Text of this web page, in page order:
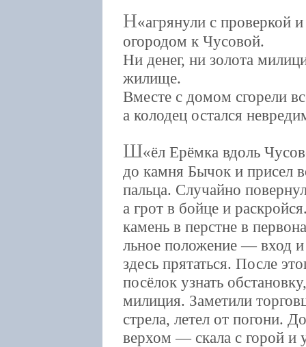
Н агрянули с проверкой
огородом к Чусовой.
Ни денег, ни золота
жилище.
Вместе с домом сгорели
а колодец остался
Ш ёл Ерёмка вдоль
до камня Бычок и присел
пальца. Случайно
а грот в бойце и
камень в перстне в
льное положение — вход
здесь прятаться. После
посёлок узнать
милиция. Заметили
стрела, летел от погони.
верхом — скала с горой и